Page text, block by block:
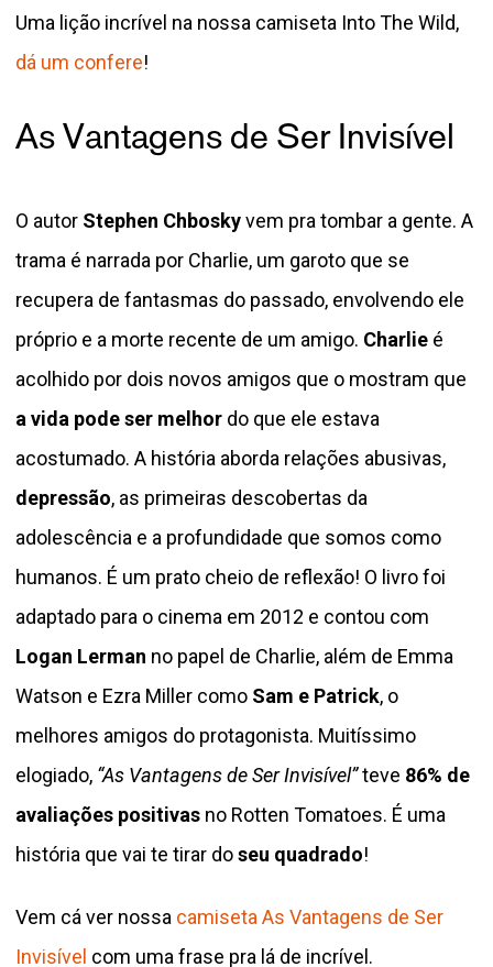
Uma lição incrível na nossa camiseta Into The Wild,
dá um confere!
As Vantagens de Ser Invisível
O autor Stephen Chboskyvem pra tombar a gente. A
trama é narrada por Charlie, um garoto que se
recupera de fantasmas do passado, envolvendo ele
próprio e a morte recente de um amigo. Charlie é
acolhido por dois novos amigos que o mostram que
a vida pode ser melhor do que ele estava
acostumado. A história aborda relações abusivas,
depressão, as primeiras descobertas da
adolescência e a profundidade que somos como
humanos. É um prato cheio de reflexão! O livro foi
adaptado para o cinema em 2012 e contou com
Logan Lerman no papel de Charlie, além de Emma
Watson e Ezra Miller como Sam e Patrick, o
melhores amigos do protagonista. Muitíssimo
elogiado, “As Vantagens de Ser Invisível”teve 86% de
avaliações positivas no Rotten Tomatoes. É uma
história que vai te tirar doseu quadrado!
Vem cá ver nossa camiseta As Vantagens de Ser
Invisível com uma frase pra lá de incrível.